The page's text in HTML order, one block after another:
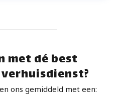
met dé best
ons gemiddeld met een: